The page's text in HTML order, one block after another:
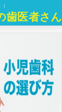
歯医者さん